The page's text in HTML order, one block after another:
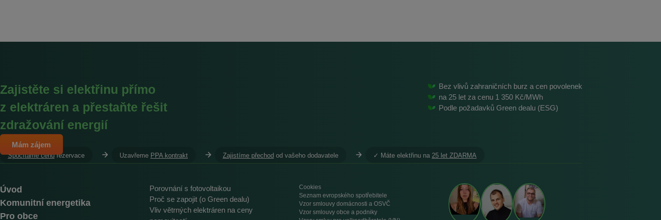
Zajistěte si elektřinu přímo
z elektráren a přestaňte řešit
zdražování energií
Mám zájem
Bez vlivů zahraničních burz a cen povolenek
na 25 let za cenu 1 350 Kč/MWh
Podle požadavků Green dealu (ESG)
Spočítáme cenurezervace Uzavřeme PPA kontrakt Zajistíme přechodod vašeho dodavatele ︎✓ Máte elektřinu na 25 let ZDARMA
Úvod
Komunitní energetika
Pro obce
Porovnání s fotovoltaikou
Proč se zapojit (o Green dealu)
Vliv větrných elektráren na ceny
Cookies
Seznam evropského spotřebitele
Vzor smlouvy domácnosti a OSVČ
Vzor smlouvy obce a podniky